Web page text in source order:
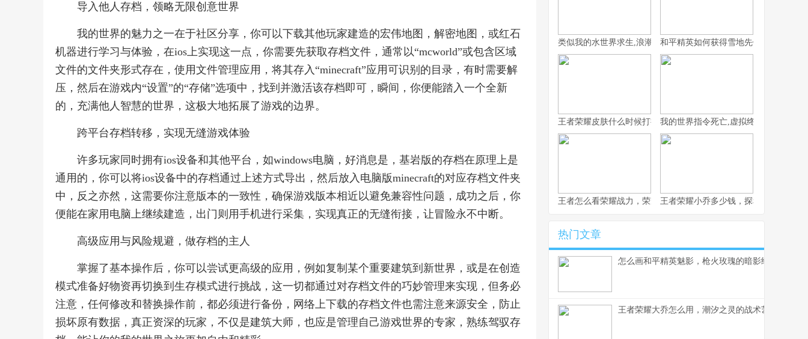
导入他人存档，领略无限创意世界
我的世界的魅力之一在于社区分享，你可以下载其他玩家建造的宏伟地图，解密地图，或红石
机器进行学习与体验，在ios上实现这一点，你需要先获取存档文件，通常以“mcworld”或包含区域
文件的文件夹形式存在，使用文件管理应用，将其存入“minecraft”应用可识别的目录，有时需要解
压，然后在游戏内“设置”的“存储”选项中，找到并激活该存档即可，瞬间，你便能踏入一个全新
的，充满他人智慧的世界，这极大地拓展了游戏的边界。
跨平台存档转移，实现无缝游戏体验
许多玩家同时拥有ios设备和其他平台，如windows电脑，好消息是，基岩版的存档在原理上是
通用的，你可以将ios设备中的存档通过上述方式导出，然后放入电脑版minecraft的对应存档文件夹
中，反之亦然，这需要你注意版本的一致性，确保游戏版本相近以避免兼容性问题，成功之后，你
便能在家用电脑上继续建造，出门则用手机进行采集，实现真正的无缝衔接，让冒险永不中断。
高级应用与风险规避，做存档的主人
掌握了基本操作后，你可以尝试更高级的应用，例如复制某个重要建筑到新世界，或是在创造
模式准备好物资再切换到生存模式进行挑战，这一切都通过对存档文件的巧妙管理来实现，但务必
注意，任何修改和替换操作前，都必须进行备份，网络上下载的存档文件也需注意来源安全，防止
损坏原有数据，真正资深的玩家，不仅是建筑大师，也应是管理自己游戏世界的专家，熟练驾驭存
类似我的水世界求生,浪潮中的孤独与希望和平精英如何获得雪地先锋，雪地生存
王者荣耀皮肤什么时候打折，资深玩家揭秘折扣规律
我的世界指令死亡,虚拟终结与真实隐喻
王者怎么看荣耀战力，荣耀战力背后的玩家博弈
王者荣耀小乔多少钱，探秘获取成本与
热门文章
怎么画和平精英魅影，枪火玫瑰的暗影绘制指南
王者荣耀大乔怎么用，潮汐之灵的战术艺术与全局